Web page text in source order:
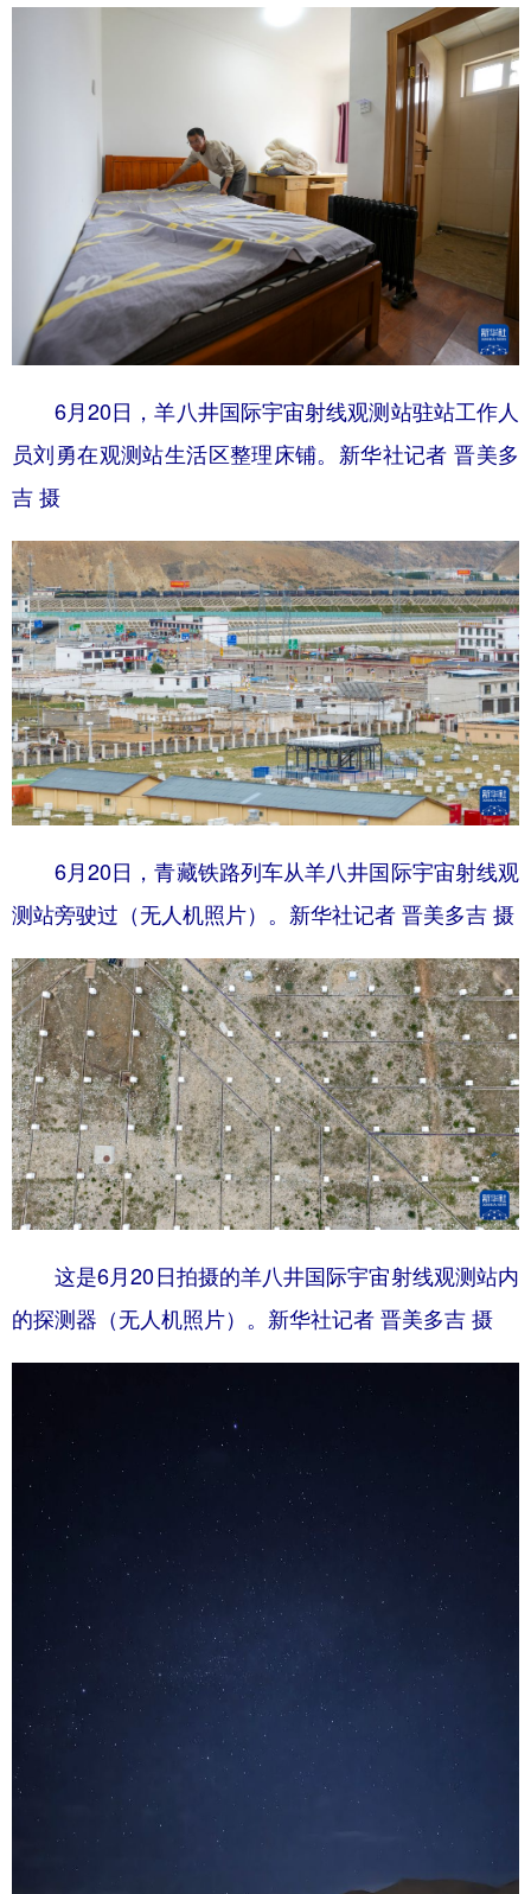
6月20日，羊八井国际宇宙射线观测站驻站工作人
员刘勇在观测站生活区整理床铺。新华社记者 晋美多
吉 摄
6月20日，青藏铁路列车从羊八井国际宇宙射线观
测站旁驶过（无人机照片）。新华社记者 晋美多吉 摄
这是6月20日拍摄的羊八井国际宇宙射线观测站内
的探测器（无人机照片）。新华社记者 晋美多吉 摄